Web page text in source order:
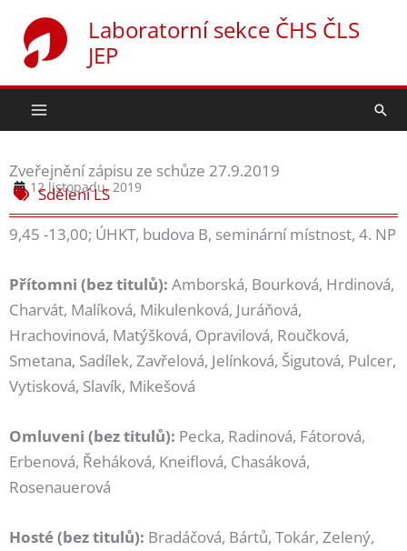
obsah
Laboratorní sekce ČHS ČLS
JEP
Zveřejnění zápisu ze schůze 27.9.2019
12 listopadu, 2019
Sdělení LS
9,45 -13,00; ÚHKT, budova B, seminární místnost, 4. NP
Přítomni (bez titulů): Amborská, Bourková, Hrdinová,
Charvát, Malíková, Mikulenková, Juráňová,
Hrachovinová, Matýšková, Opravilová, Roučková,
Smetana, Sadílek, Zavřelová, Jelínková, Šigutová, Pulcer,
Vytisková, Slavík, Mikešová
Omluveni (bez titulů): Pecka, Radinová, Fátorová,
Erbenová, Řeháková, Kneiflová, Chasáková,
Rosenauerová
Hosté (bez titulů): Bradáčová, Bártů, Tokár, Zelený,